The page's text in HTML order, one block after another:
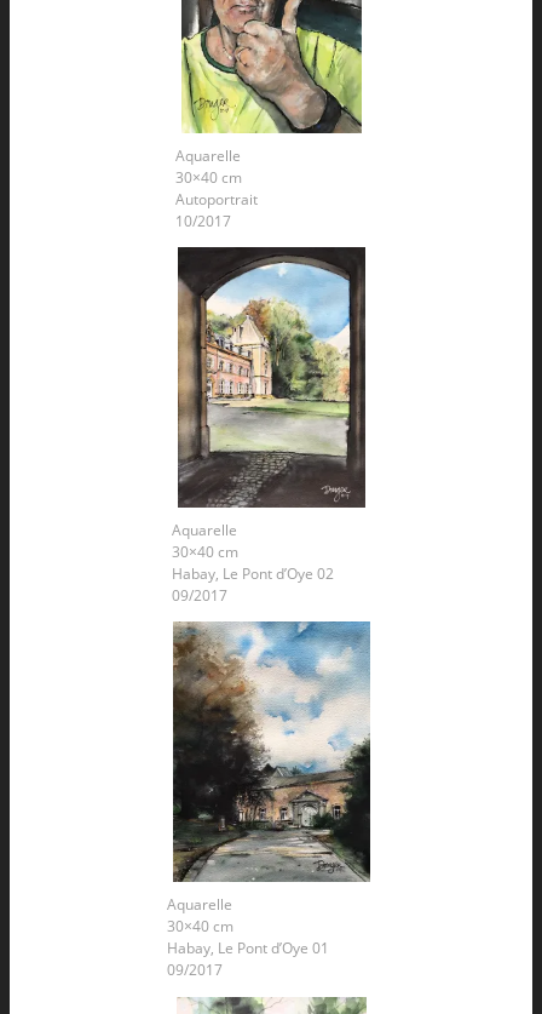
Aquarelle
30×40 cm
Autoportrait
10/2017
Aquarelle
30×40 cm
Habay, Le Pont d’Oye 02
09/2017
Aquarelle
30×40 cm
Habay, Le Pont d’Oye 01
09/2017